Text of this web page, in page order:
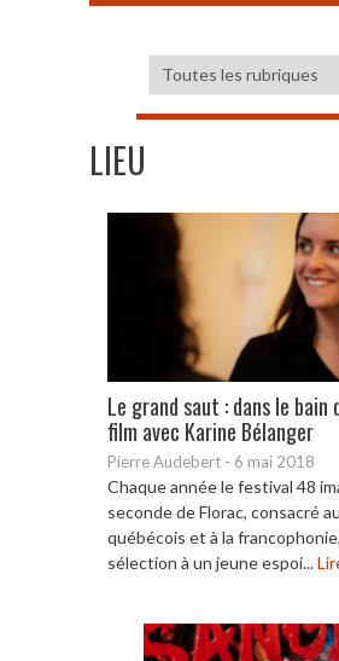
LIEU
Le grand saut : dans le bain
film avec Karine Bélanger
Pierre Audebert - 6 mai 2018
Chaque année le festival 48
seconde de Florac, consacré
québécois et à la
sélection à un jeune espoi...